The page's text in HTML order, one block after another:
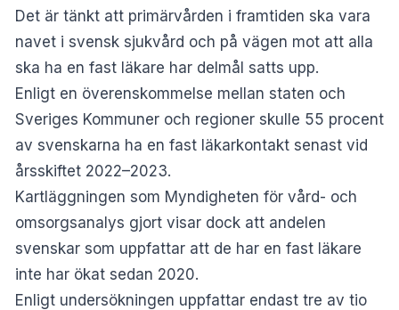
Det är tänkt att primärvården i framtiden ska vara
navet i svensk sjukvård och på vägen mot att alla
ska ha en fast läkare har delmål satts upp.
Enligt en överenskommelse mellan staten och
Sveriges Kommuner och regioner skulle 55 procent
av svenskarna ha en fast läkarkontakt senast vid
årsskiftet 2022–2023.
Kartläggningen som Myndigheten för vård- och
omsorgsanalys gjort visar dock att andelen
svenskar som uppfattar att de har en fast läkare
inte har ökat sedan 2020.
Enligt undersökningen uppfattar endast tre av tio